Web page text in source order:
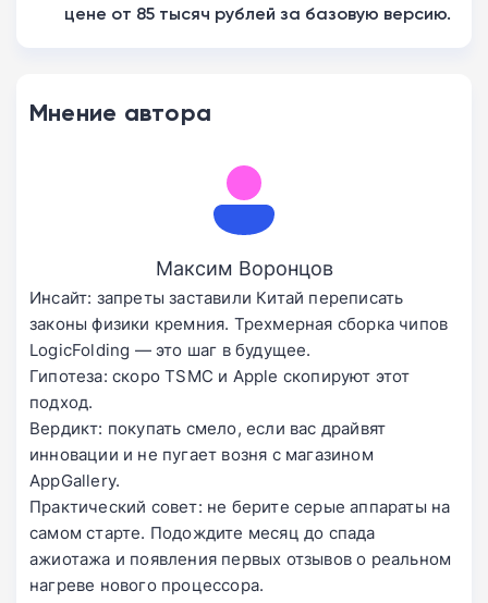
цене от 85 тысяч рублей за базовую версию.
Мнение автора
Максим Воронцов
Инсайт: запреты заставили Китай переписать
законы физики кремния. Трехмерная сборка чипов
LogicFolding — это шаг в будущее.
Гипотеза: скоро TSMC и Apple скопируют этот
подход.
Вердикт: покупать смело, если вас драйвят
инновации и не пугает возня с магазином
AppGallery.
Практический совет: не берите серые аппараты на
самом старте. Подождите месяц до спада
ажиотажа и появления первых отзывов о реальном
нагреве нового процессора.